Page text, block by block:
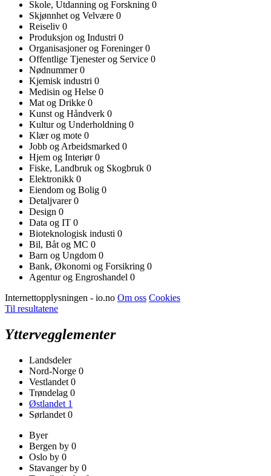
Skole, Utdanning og Forskning 0
Skjønnhet og Velvære 0
Reiseliv 0
Produksjon og Industri 0
Organisasjoner og Foreninger0
Offentlige Tjenester og Service 0
Nødnummer0
Kjemisk industri 0
Medisin og Helse 0
Mat og Drikke 0
Kunst og Håndverk 0
Kultur og Underholdning 0
Klær og mote 0
Jobb og Arbeidsmarked 0
Hjem og Interiør0
Fiske, Landbruk og Skogbruk 0
Elektronikk 0
Eiendom og Bolig 0
Detaljvarer0
Design 0
Data og IT 0
Bioteknologisk industi 0
Bil, Båt og MC 0
Barn og Ungdom 0
Bank, Økonomi og Forsikring 0
Agentur og Engroshandel 0
Internettopplysningen - io.no Om oss Cookies
Til resultatene
Yttervegglementer
Landsdeler
Nord-Norge 0
Vestlandet 0
Trøndelag 0
Østlandet 1
Sørlandet 0
Byer
Bergen by 0
Oslo by 0
Stavanger by 0